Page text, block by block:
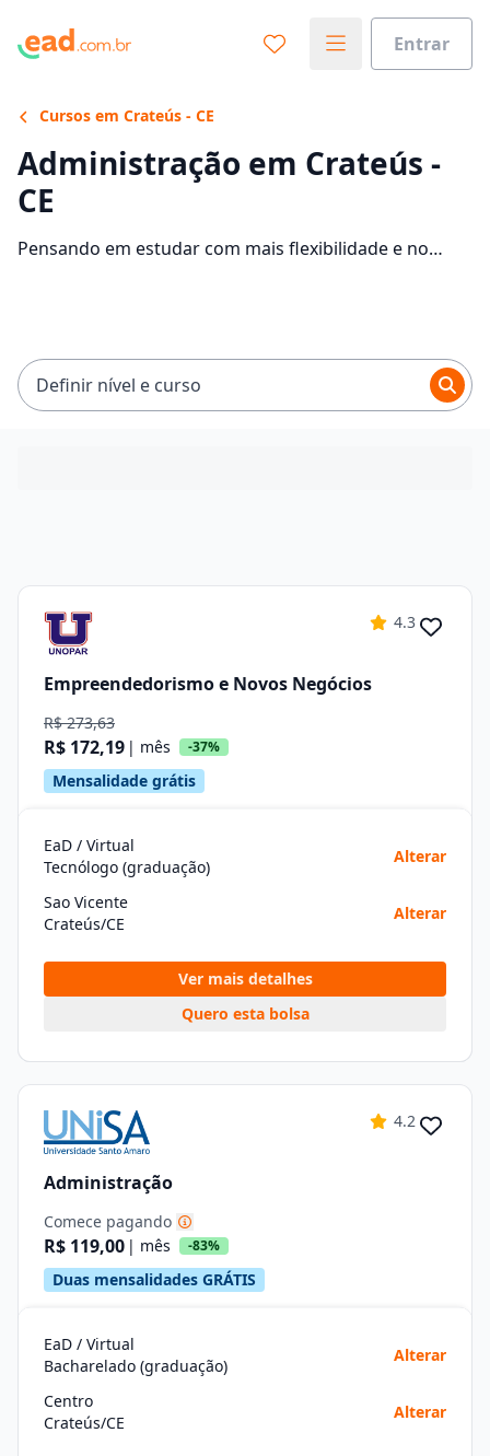
Entrar
Cursos em Crateús - CE
Administração em Crateús -
CE
Pensando em estudar com mais flexibilidade e no
Definir nível e curso
4.3
Empreendedorismo e Novos Negócios
R$ 273,63
R$ 172,19 | mês -37%
Mensalidade grátis
EaD / Virtual
Tecnólogo (graduação)
Alterar
Sao Vicente
Crateús/CE
Alterar
Ver mais detalhes
Quero esta bolsa
4.2
Administração
Comece pagando
R$ 119,00 | mês -83%
Duas mensalidades GRÁTIS
EaD / Virtual
Bacharelado (graduação)
Alterar
Centro
Crateús/CE
Alterar